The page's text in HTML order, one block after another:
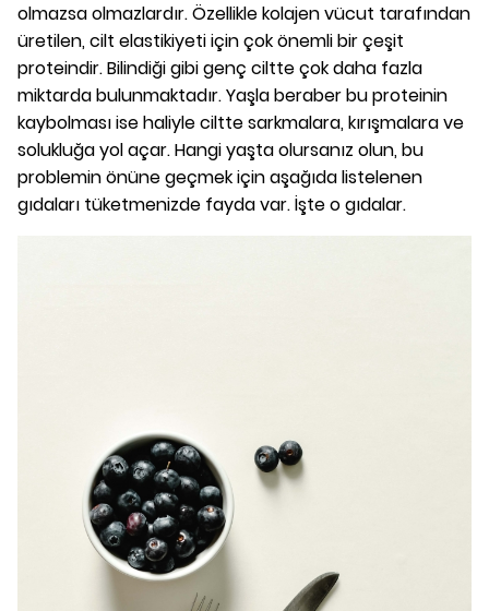
olmazsa olmazlardır. Özellikle kolajen vücut tarafından
üretilen, cilt elastikiyeti için çok önemli bir çeşit
proteindir. Bilindiği gibi genç ciltte çok daha fazla
miktarda bulunmaktadır. Yaşla beraber bu proteinin
kaybolması ise haliyle ciltte sarkmalara, kırışmalara ve
solukluğa yol açar. Hangi yaşta olursanız olun, bu
problemin önüne geçmek için aşağıda listelenen
gıdaları tüketmenizde fayda var. İşte o gıdalar.